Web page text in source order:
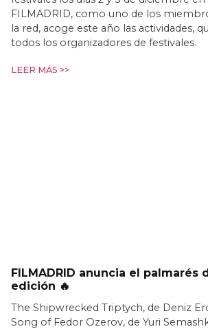
FILMADRID, como uno de los
la red, acoge este año las actividades,
todos los organizadores de festivales.
LEER MÁS >>
FILMADRID anuncia el palmarés
edición 🔥
The Shipwrecked Triptych, de Deniz
Song of Fedor Ozerov, de Yuri